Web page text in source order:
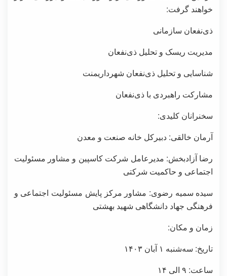
خواهند گرفت:
ذی‌نفعان سازمانی
مدیریت ریسک و تحلیل ذی‌نفعان
شناسایی و تحلیل ذی‌نفعان شهرداریمنت
مشارکت راهبردی با ذی‌نفعان
سخنرانان کلیدی:
آرمان خالقی: دبیرکل خانه صنعت و معدن
رضا آزادبخش: مدیرعامل شرکت کاسپین و مشاور مسئولیت
اجتماعی و حاکمیت شرکتی
سیده سمیه رضوی: مشاور مرکز پایش مسئولیت اجتماعی و
فرهنگی جهاد دانشگاهی شهید بهشتی
زمان و مکان:
تاریخ: سه‌شنبه ۱ آبان ۱۴۰۳
ساعت: ۹ الی ۱۴